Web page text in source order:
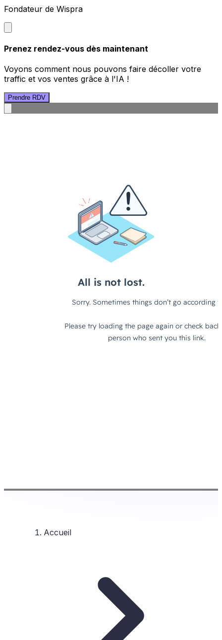
Fondateur de Wispra
Prenez rendez-vous dès maintenant
Voyons comment nous pouvons faire décoller votre
traffic et vos ventes grâce à l'IA !
Prendre RDV
Accueil